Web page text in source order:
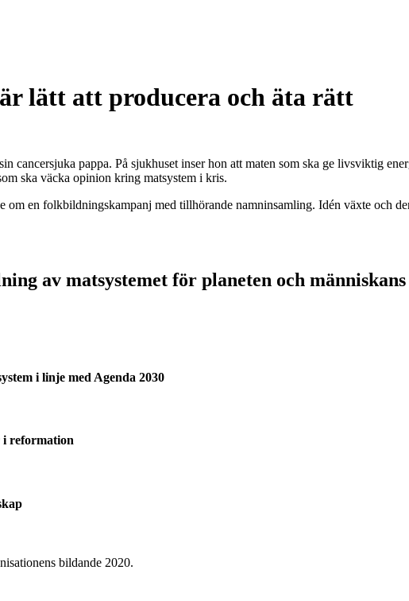
lätt att producera och äta rätt
cancersjuka pappa. På sjukhuset inser hon att maten som ska ge livsviktig
ska väcka opinion kring matsystem i kris.
en folkbildningskampanj med tillhörande namninsamling. Idén växte och
av matsystemet för planeten och människans
i linje med Agenda 2030
i reformation
bildande 2020.